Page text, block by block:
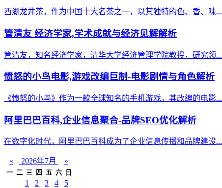
西湖龙井茶，作为中国十大名茶之一，以其独特的色、香、味...
管清友 经济学家,学术成就与经济见解解析
管清友，知名经济学家，清华大学经济管理学院教授，研究领...
愤怒的小鸟电影,游戏改编巨制-电影剧情与角色解析
《愤怒的小鸟》作为一款全球知名的手机游戏，其改编的电影...
阿里巴巴百科,企业信息聚合-品牌SEO优化解析
在数字化时代，阿里巴巴百科成为了企业信息传播和品牌建设...
« 2026年7月 »
一 二 三 四 五 六 日
1 2 3 4
5